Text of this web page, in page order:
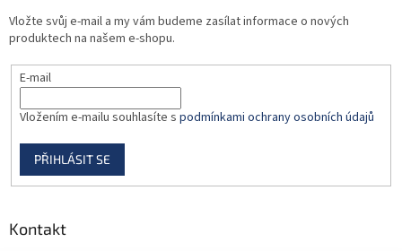
Vložte svůj e-mail a my vám budeme zasílat informace o nových
produktech na našem e-shopu.
E-mail
Vložením e-mailu souhlasíte s podmínkami ochrany osobních údajů
PŘIHLÁSIT SE
Kontakt